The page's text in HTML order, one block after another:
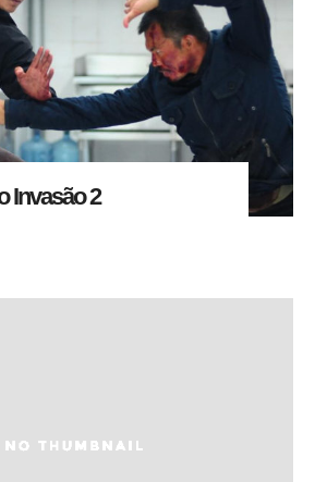
Invasão 2